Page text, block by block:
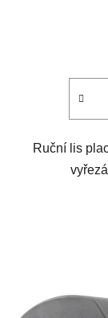
Ruční lis